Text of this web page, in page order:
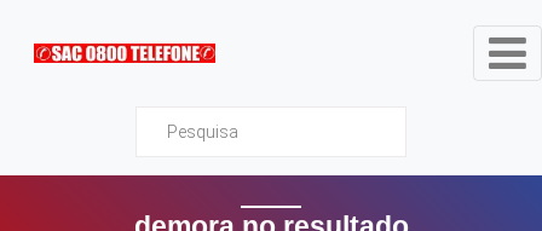
Sac0800Telefone